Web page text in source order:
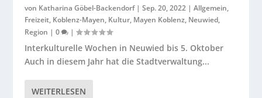
von Katharina Göbel-Backendorf|Sep. 20, 2022 |Allgemein,
Freizeit, Koblenz-Mayen, Kultur, Mayen Koblenz, Neuwied,
Region |0 |
Interkulturelle Wochen in Neuwied bis 5. Oktober
Auch in diesem Jahr hat die Stadtverwaltung...
WEITERLESEN